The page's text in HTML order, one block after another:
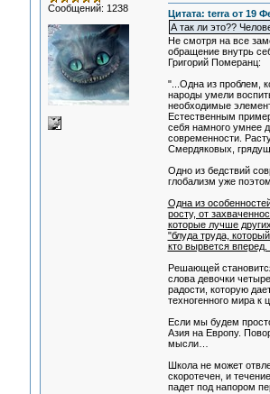
Сообщений: 1238
Цитата: terra от 19
А так ли это??
Не смотря на все
обращение внутрь
Григорий Померанц:
"...Одна из проблем,
народы умели
необходимые
Естественным
себя намного умнее
современности.
Смердяковых,
Одно из бедствий
глобализм уже
Одна из
росту, от
которые лучше
"блуда труда,
кто вырвется
Решающей
слова девочки
радости, которую
техногенного мира к
Если мы будем
Азия на Европу.
мысли…
Школа не может
скоротечен, и
падет под напором